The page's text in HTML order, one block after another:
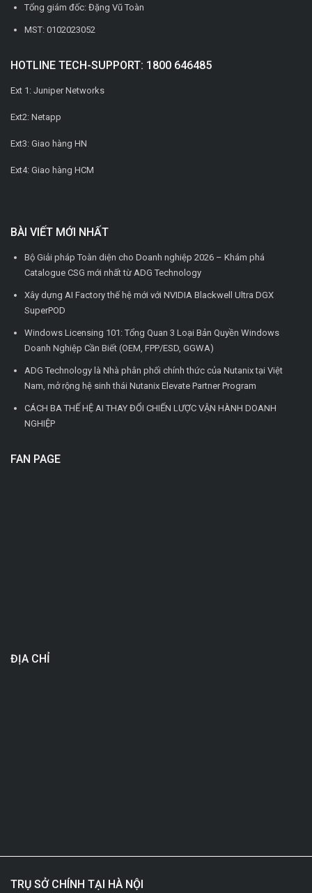
Tổng giám đốc: Đặng Vũ Toàn
MST: 0102023052
HOTLINE TECH-SUPPORT: 1800 646485
Ext 1: Juniper Networks
Ext2: Netapp
Ext3: Giao hàng HN
Ext4: Giao hàng HCM
BÀI VIẾT MỚI NHẤT
Bộ Giải pháp Toàn diện cho Doanh nghiệp 2026 – Khám phá
Catalogue CSG mới nhất từ ADG Technology
Xây dựng AI Factory thế hệ mới với NVIDIA Blackwell Ultra DGX
SuperPOD
Windows Licensing 101: Tổng Quan 3 Loại Bản Quyền Windows
Doanh Nghiệp Cần Biết (OEM, FPP/ESD, GGWA)
ADG Technology là Nhà phân phối chính thức của Nutanix tại Việt
Nam, mở rộng hệ sinh thái Nutanix Elevate Partner Program
CÁCH BA THẾ HỆ AI THAY ĐỔI CHIẾN LƯỢC VẬN HÀNH DOANH
NGHIỆP
FAN PAGE
ĐỊA CHỈ
TRỤ SỞ CHÍNH TẠI HÀ NỘI